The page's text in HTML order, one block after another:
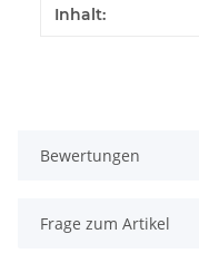
Produkteigenschaft
Wert
Inhalt:
Bewertungen
Frage zum Artikel